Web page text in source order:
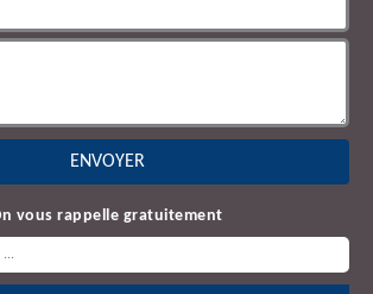
vous rappelle gratuitement